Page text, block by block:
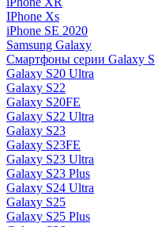
IPhone Xs
iPhone SE 2020
Samsung Galaxy
Смартфоны серии Galaxy S
Galaxy S20 Ultra
Galaxy S22
Galaxy S20FE
Galaxy S22 Ultra
Galaxy S23
Galaxy S23FE
Galaxy S23 Ultra
Galaxy S23 Plus
Galaxy S24 Ultra
Galaxy S25
Galaxy S25 Plus